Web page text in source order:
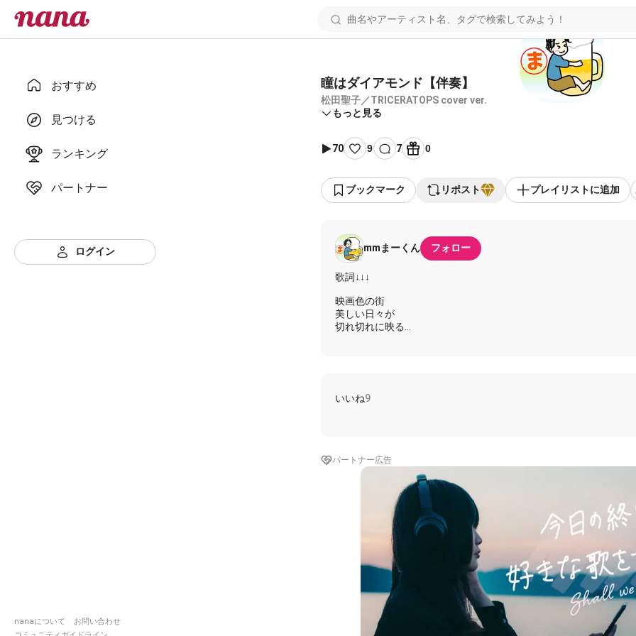
おすすめ
見つける
ランキング
パートナー
ログイン
nanaについて
お問い合わせ
瞳はダイアモンド【伴奏】
松田聖子／TRICERATOPS cover ver.
もっと見る
70 9 7 0
ブックマーク リポスト プレイリストに追加
mmまーくん フォロー
歌詞↓↓↓
映画色の街
美しい日々が
切れ切れに映る
追いかけてくれる 優しさも無い
瞳はダイアモンド
#瞳はダイアモンド #松田聖子#TRICERATOPS
いいね9
パートナー広告